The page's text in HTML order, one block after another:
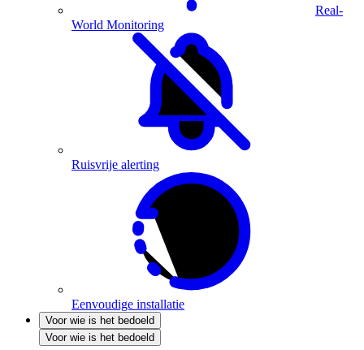
Real-
World Monitoring
Ruisvrije alerting
Eenvoudige installatie
Voor wie is het bedoeld
Voor wie is het bedoeld